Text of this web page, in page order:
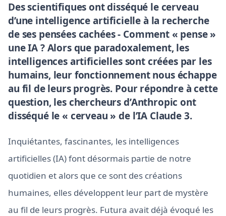
Des scientifiques ont disséqué le cerveau
d’une intelligence artificielle à la recherche
de ses pensées cachées - Comment « pense »
une IA ? Alors que paradoxalement, les
intelligences artificielles sont créées par les
humains, leur fonctionnement nous échappe
au fil de leurs progrès. Pour répondre à cette
question, les chercheurs d’Anthropic ont
disséqué le « cerveau » de l’IA Claude 3.
Inquiétantes, fascinantes, les intelligences
artificielles (IA) font désormais partie de notre
quotidien et alors que ce sont des créations
humaines, elles développent leur part de mystère
au fil de leurs progrès. Futura avait déjà évoqué les